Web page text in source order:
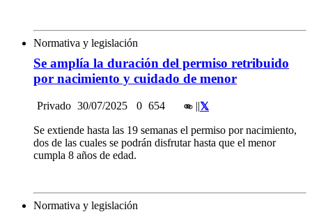
Normativa y legislación
Se amplía la duración del permiso retribuido
por nacimiento y cuidado de menor
Privado 30/07/2025 0 654 ||
Se extiende hasta las 19 semanas el permiso por nacimiento,
dos de las cuales se podrán disfrutar hasta que el menor
cumpla 8 años de edad.
Normativa y legislación